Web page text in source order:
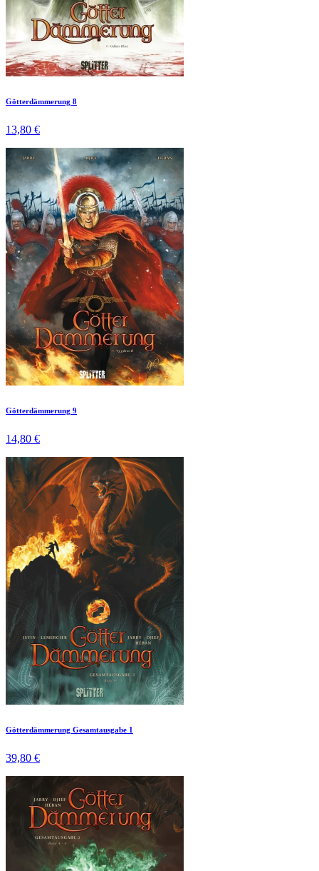
Götterdämmerung 8
13,80 €
Götterdämmerung 9
14,80 €
Götterdämmerung Gesamtausgabe 1
39,80 €